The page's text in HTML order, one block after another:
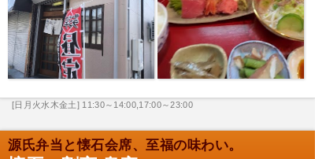
[日月火水木金土] 11:30～14:00,17:00～23:00
源氏弁当と懐石会席、至福の味わい。